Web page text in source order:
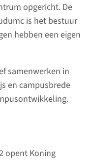
opgericht. De
is het bestuur
hebben een eigen
samenwerken in
en campusbrede
opent Koning